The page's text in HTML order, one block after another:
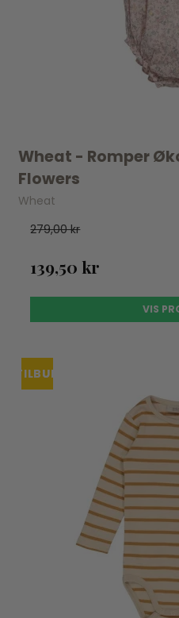
Wheat - Romper
Flowers
Wheat
279,00 kr
139,50 kr
VIS
TILBUDUDSOLGT